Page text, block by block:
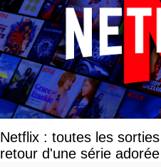
Netflix : toutes les
retour d'une série